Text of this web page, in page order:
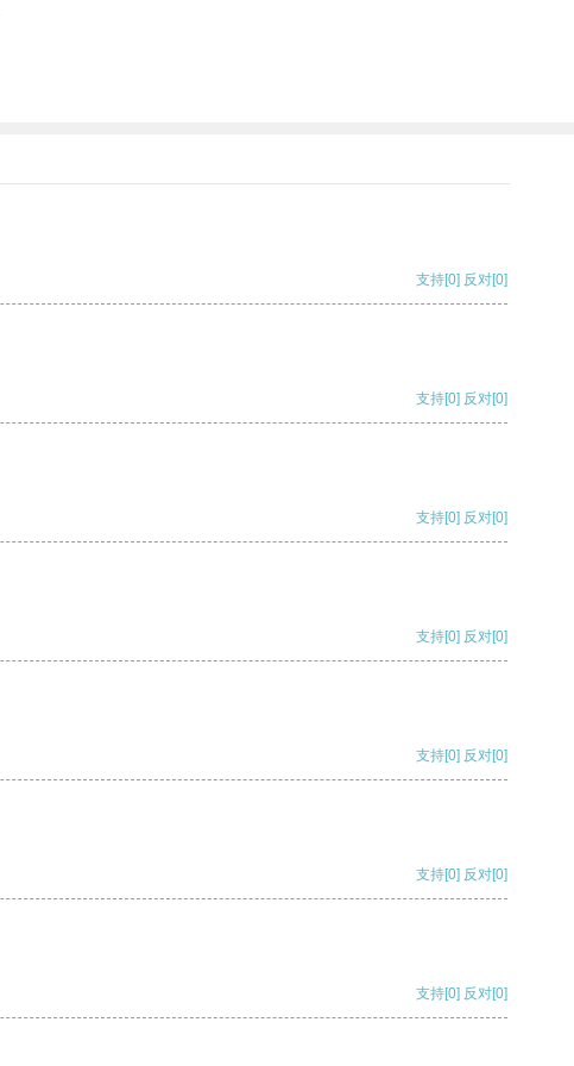
支持[0] 反对[0]
支持[0] 反对[0]
支持[0] 反对[0]
支持[0] 反对[0]
支持[0] 反对[0]
支持[0] 反对[0]
支持[0] 反对[0]